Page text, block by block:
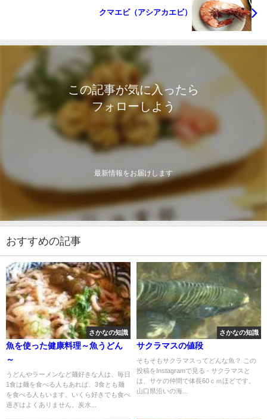
クマエビ（アシアカエビ）
この記事が気に入ったら
フォローしよう
最新情報をお届けします
おすすめの記事
さかなの知識
魚を使った健康料理～魚うどん
～
うどんやラーメンなど麺好きな人は、毎日
1食は麺を食べる人もあれば、3食とも麺
を食べる人もいます。いくら好きでも食べ
過ぎはよくありません。炭水...
さかなの知識
サクラマスの値段
そもそもサクラマスってどんな魚？ この
投稿をInstagramで見る - サクラマスと
は、サケの仲間で体長60ｃｍほどです。
山口県沿いの海...